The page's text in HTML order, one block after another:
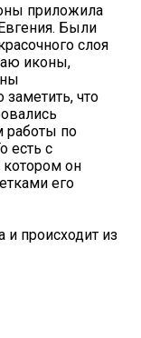
приложила
Были
слоя
иконы,
что
работы по
есть с
котором он
его
и происходит из